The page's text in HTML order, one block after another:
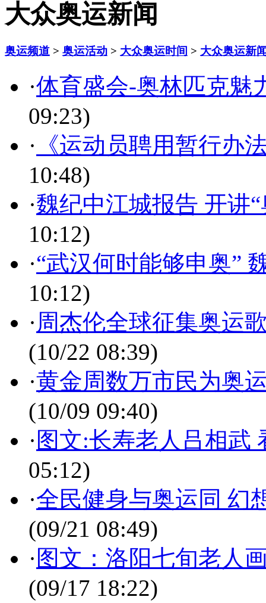
大众奥运新闻
奥运频道 > 奥运活动 > 大众奥运时间 > 大众奥运新
·体育盛会-奥林匹克魅
09:23)
· 《运动员聘用暂行办
10:48)
·魏纪中江城报告 开讲
10:12)
·“武汉何时能够申奥”
10:12)
· 周杰伦全球征集奥运
(10/22 08:39)
·黄金周数万市民为奥
(10/09 09:40)
· 图文:长寿老人吕相武
05:12)
·全民健身与奥运同 幻
(09/21 08:49)
· 图文：洛阳七旬老人
(09/17 18:22)